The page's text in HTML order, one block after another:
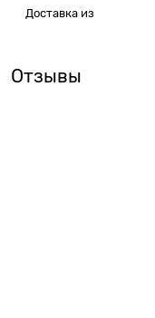
Доставка из
Отзывы